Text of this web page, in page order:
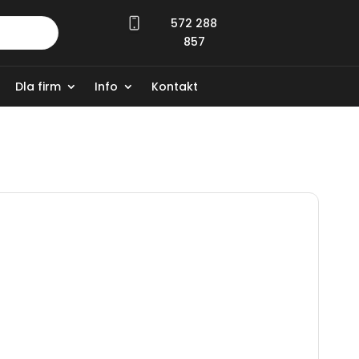
572 288
857
Dla firm Info Kontakt